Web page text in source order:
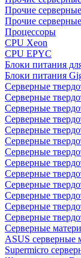
Прочие
Прочие
Процессоры
CPU Xeon
CPU EPYC
Блоки питания
Блоки питания
Серверные
Cерверные
Cерверные
Cерверные
Cерверные
Серверные
Серверные
Cерверные
Cерверные
Cерверные
Cерверные
Cерверные
Cерверные
Серверные
ASUS серверные
Supermicro